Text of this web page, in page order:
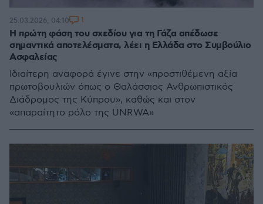
Η πρώτη φάση του σχεδίου για τη Γάζα απέδωσε
σημαντικά αποτελέσματα, λέει η Ελλάδα στο Συμβούλιο
Ασφαλείας
Ιδιαίτερη αναφορά έγινε στην «προστιθέμενη αξία
πρωτοβουλιών όπως ο Θαλάσσιος Ανθρωπιστικός
Διάδρομος της Κύπρου», καθώς και στον
«απαραίτητο ρόλο της UNRWA»
25.03.2026, 04:10 1